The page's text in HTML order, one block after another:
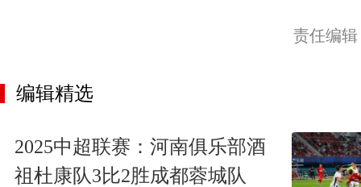
责任编
编辑精选
2025中超联赛：河南俱乐部酒
祖杜康队3比2胜成都蓉城队